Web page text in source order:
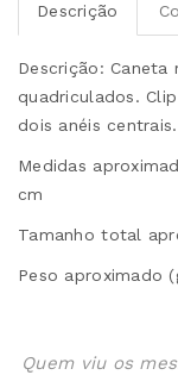
Descrição
Descrição:
quadriculados.
dois anéis
Medidas
cm
Tamanho total
Peso aproximado
Quem viu os